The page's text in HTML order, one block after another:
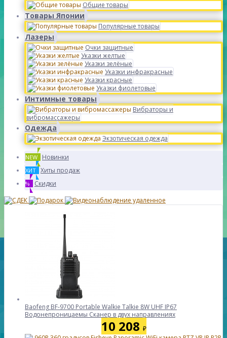
Общие товары
Товары Японии
Популярные товары
Лазеры
Очки защитные
Указки желтые
Указки зелёные
Указки инфракрасные
Указки красные
Указки фиолетовые
Интимные товары
Вибраторы и
вибромассажеры
Одежда
Экзотическая одежда
NEW Новинки
ХИТ Хиты продаж
% Скидки
Baofeng BF-9700 Portable Walkie Talkie 8W UHF IP67
Водонепроницаемы Сканер в двух направлениях
10 208 ₽